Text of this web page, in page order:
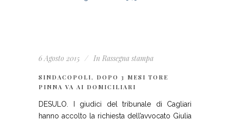
6 Agosto 2015 In Rassegna stampa
SINDACOPOLI, DOPO 3 MESI TORE
PINNA VA AI DOMICILIARI
DESULO. I giudici del tribunale di Cagliari
hanno accolto la richiesta dell’avvocato Giulia